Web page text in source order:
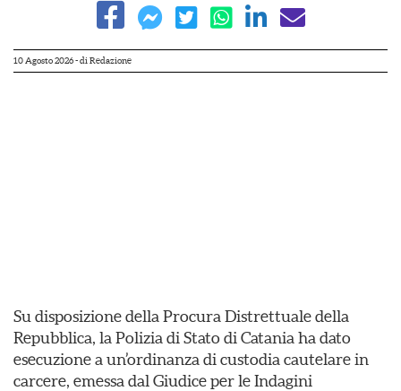
10 Agosto 2026- di Redazione
Su disposizione della Procura Distrettuale della
Repubblica, la Polizia di Stato di Catania ha dato
esecuzione a un’ordinanza di custodia cautelare in
carcere, emessa dal Giudice per le Indagini